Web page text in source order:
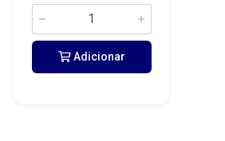
Adicionar